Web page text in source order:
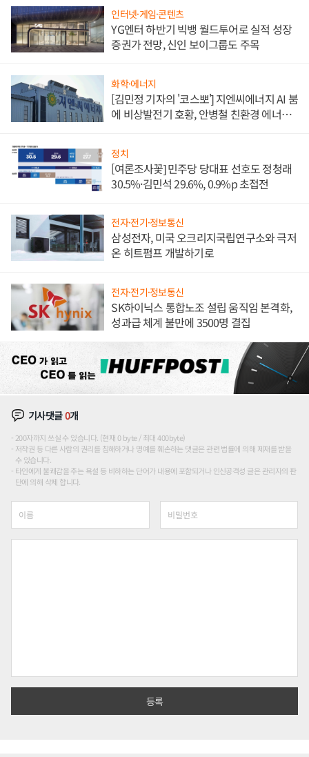
인터넷·게임·콘텐츠
YG엔터 하반기 빅뱅 월드투어로 실적 성장
증권가 전망, 신인 보이그룹도 주목
화학·에너지
[김민정 기자의 '코스뽀'] 지엔씨에너지 AI 붐
에 비상발전기 호황, 안병철 친환경 에너지
정치
[여론조사꽃] 민주당 당대표 선호도 정청래
30.5%·김민석 29.6%, 0.9%p 초접전
전자·전기·정보통신
삼성전자, 미국 오크리지국립연구소와 극저
온 히트펌프 개발하기로
전자·전기·정보통신
SK하이닉스 통합노조 설립 움직임 본격화,
성과급 체계 불만에 3500명 결집
기사댓글0개
200자까지 쓰실 수 있습니다. (현재 0 byte / 최대 400byte)
저작권 등 다른 사람의 권리를 침해하거나 명예를 훼손하는 댓글은 관련 법률에 의해 제재를 받을
수 있습니다.
타인에게 불쾌감을 주는 욕설 등 비하하는 단어가 내용에 포함되거나 인신공격성 글은 관리자의 판
단에 의해 삭제 합니다.